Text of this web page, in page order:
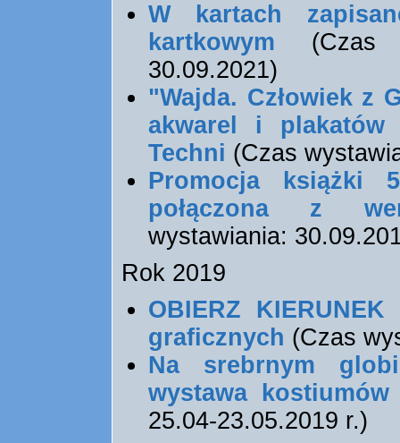
W kartach
kartkowym (Czas
30.09.2021)
"Wajda. Człowiek z
akwarel i
Techni (Czas
Promocja książki
połączona z
wystawiania:
Rok 2019
OBIERZ
graficznych (Czas
Na srebrnym
wystawa
25.04-23.05.2019 r.)